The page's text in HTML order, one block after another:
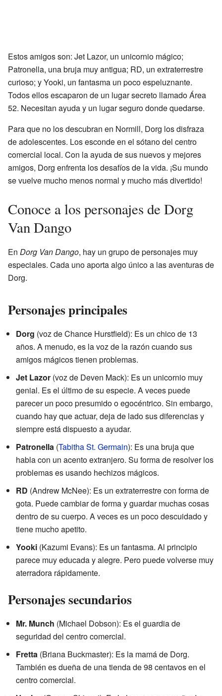
Estos amigos son: Jet Lazor, un unicornio mágico;
Patronella, una bruja muy antigua; RD, un extraterrestre
curioso; y Yooki, un fantasma un poco espeluznante.
Todos ellos escaparon de un lugar secreto llamado Área
52. Necesitan ayuda y un lugar seguro donde quedarse.
Para que no los descubran en Normill, Dorg los disfraza
de adolescentes. Los esconde en el sótano del centro
comercial local. Con la ayuda de sus nuevos y mejores
amigos, Dorg enfrenta los desafíos de la vida. ¡Su mundo
se vuelve mucho menos normal y mucho más divertido!
Conoce a los personajes de Dorg
Van Dango
En Dorg Van Dango, hay un grupo de personajes muy
especiales. Cada uno aporta algo único a las aventuras de
Dorg.
Personajes principales
Dorg (voz de Chance Hurstfield): Es un chico de 13
años. A menudo, es la voz de la razón cuando sus
amigos mágicos tienen problemas.
Jet Lazor (voz de Deven Mack): Es un unicornio muy
genial. Es el último de su especie. A veces puede
parecer un poco presumido o egocéntrico. Sin embargo,
cuando hay que actuar, deja de lado sus diferencias y
siempre está dispuesto a ayudar.
Patronella (Tabitha St. Germain): Es una bruja que
habla con un acento extranjero. Su forma de resolver los
problemas es usando hechizos mágicos.
RD (Andrew McNee): Es un extraterrestre con forma de
gota. Puede cambiar de forma y guardar muchas cosas
dentro de su cuerpo. A veces es un poco descuidado y
tiene mucho apetito.
Yooki (Kazumi Evans): Es un fantasma. Al principio
parece muy educada y alegre. Pero puede volverse muy
aterradora rápidamente.
Personajes secundarios
Mr. Munch (Michael Dobson): Es el guardia de
seguridad del centro comercial.
Fretta (Briana Buckmaster): Es la mamá de Dorg.
También es dueña de una tienda de 98 centavos en el
centro comercial.